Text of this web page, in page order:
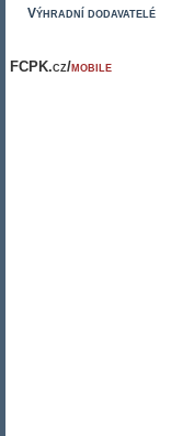
Výhradní dodavatelé
FCPK.cz/mobile